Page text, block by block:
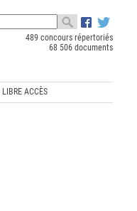
489 concours répertoriés
68 506 documents
ACCÈS